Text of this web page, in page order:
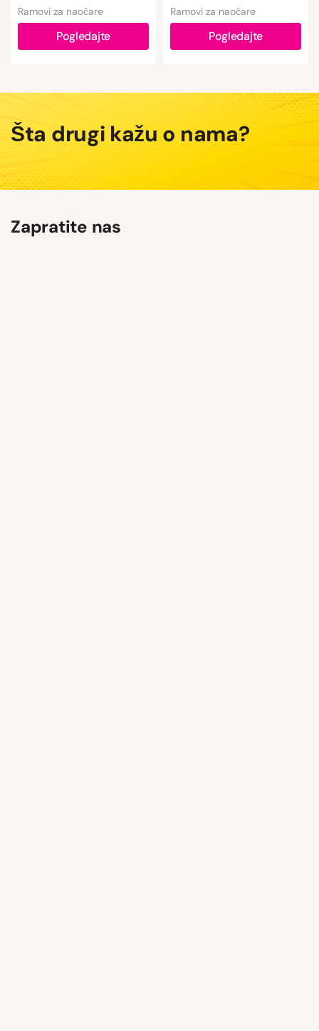
Ramovi za naočare
Pogledajte
Ramovi za naočare
Pogledajte
Šta drugi kažu o nama?
Zapratite nas